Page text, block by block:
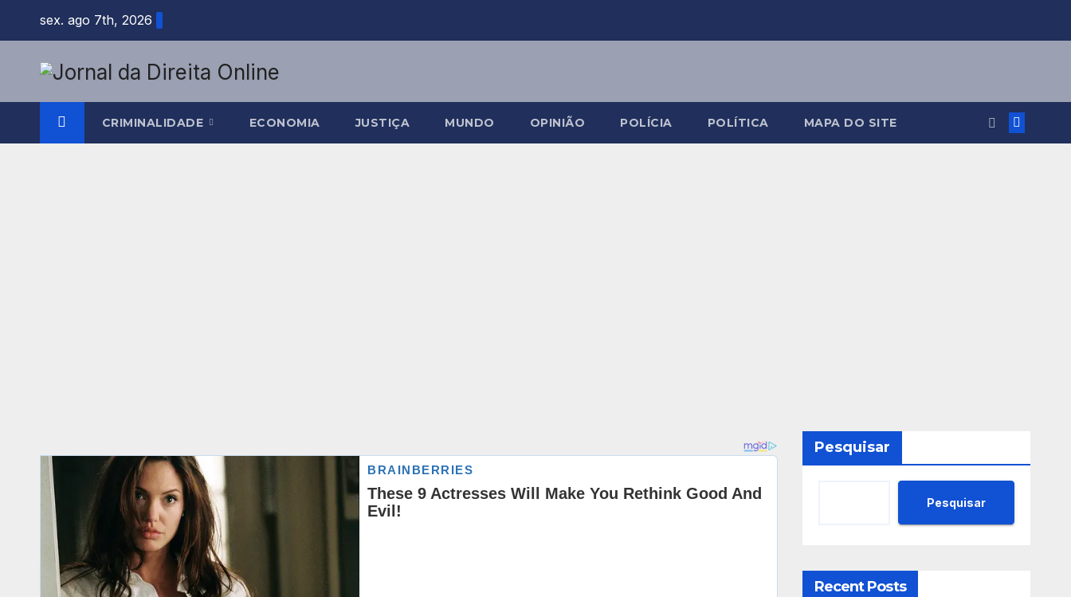
content
sex. ago 7th, 2026
CRIMINALIDADE ECONOMIA JUSTIÇA MUNDO OPINIÃO POLÍCIA POLÍTICA MAPA DO SITE
Pesquisar
Pesquisar
Recent Posts